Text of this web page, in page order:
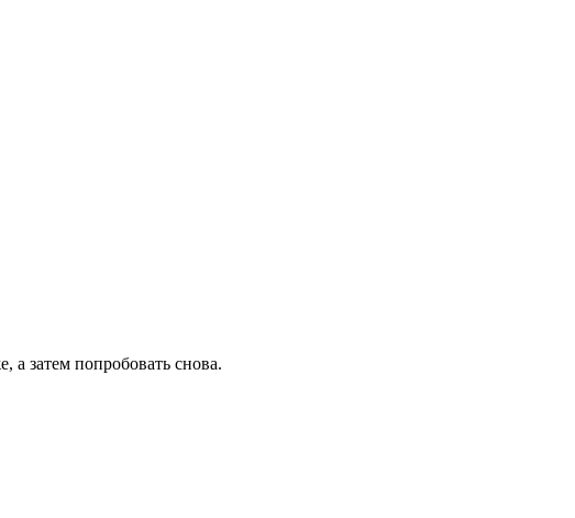
а затем попробовать снова.